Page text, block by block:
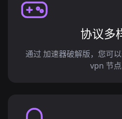
协议多
通过 加速器破解版，您可
vpn 节点